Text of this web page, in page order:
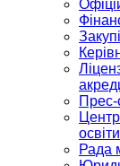
освіти
Рада